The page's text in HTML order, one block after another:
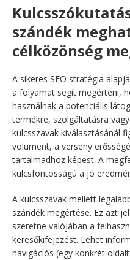
szándék
célközönség
A sikeres SEO stratégia
a folyamat segít megérteni,
használnak a potenciális
termékre, szolgáltatásra
kulcsszavak kiválasztásánál
volument, a verseny
tartalmadhoz képest. A
kulcsfontosságú a jó
A kulcsszavak mellett
szándék megértése. Ez azt
szeretne valójában a
keresőkifejezést. Lehet
navigációs (egy konkrét